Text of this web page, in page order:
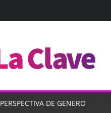
PERSPECTIVA DE GENERO